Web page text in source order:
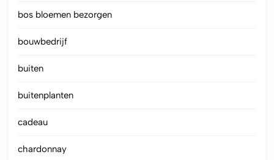
bos bloemen bezorgen
bouwbedrijf
buiten
buitenplanten
cadeau
chardonnay